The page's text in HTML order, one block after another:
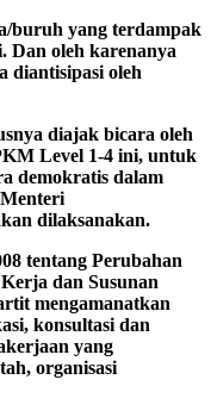
buruh yang terdampak
Dan oleh karenanya
diantisipasi oleh
diajak bicara oleh
Level 1-4 ini, untuk
demokratis dalam
dilaksanakan.
tentang Perubahan
dan Susunan
mengamanatkan
konsultasi dan
yang
organisasi